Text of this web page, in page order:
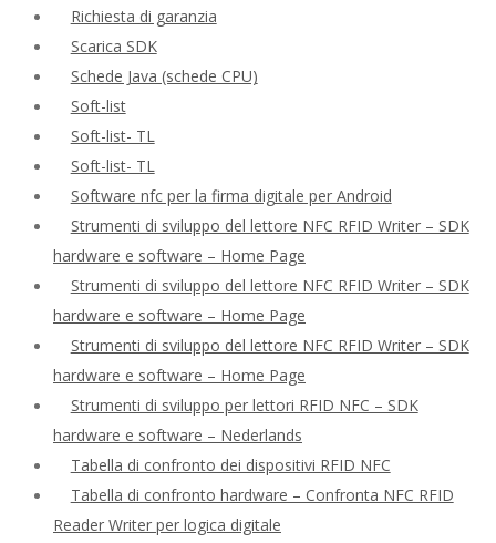
Richiesta di garanzia
Scarica SDK
Schede Java (schede CPU)
Soft-list
Soft-list- TL
Soft-list- TL
Software nfc per la firma digitale per Android
Strumenti di sviluppo del lettore NFC RFID Writer – SDK
hardware e software – Home Page
Strumenti di sviluppo del lettore NFC RFID Writer – SDK
hardware e software – Home Page
Strumenti di sviluppo del lettore NFC RFID Writer – SDK
hardware e software – Home Page
Strumenti di sviluppo per lettori RFID NFC – SDK
hardware e software – Nederlands
Tabella di confronto dei dispositivi RFID NFC
Tabella di confronto hardware – Confronta NFC RFID
Reader Writer per logica digitale